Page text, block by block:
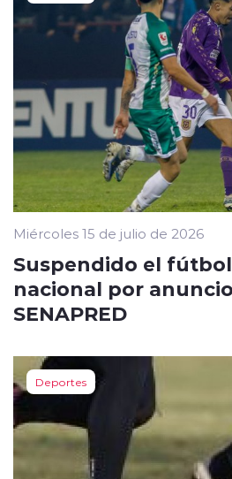
Miércoles 15 de julio de 2026
Suspendido el
nacional por
SENAPRED
Deportes